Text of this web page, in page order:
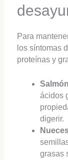
Para
los síntomas
proteínas y
ácidos
digerir.
grasas